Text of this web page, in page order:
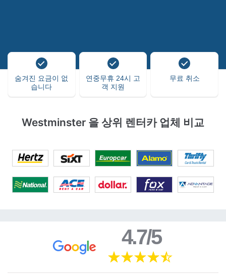
숨겨진 요금이 없
습니다
연중무휴 24시 고
객 지원
무료 취소
Westminster 을 상위 렌터카 업체 비교
4.7/5